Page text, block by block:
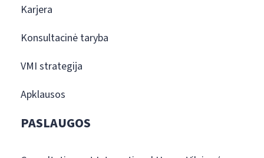
Karjera
Konsultacinė taryba
VMI strategija
Apklausos
PASLAUGOS